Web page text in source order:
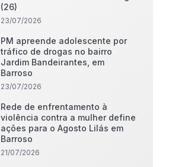
(26)
23/07/2026
PM apreende adolescente por
tráfico de drogas no bairro
Jardim Bandeirantes, em
Barroso
23/07/2026
Rede de enfrentamento à
violência contra a mulher define
ações para o Agosto Lilás em
Barroso
21/07/2026